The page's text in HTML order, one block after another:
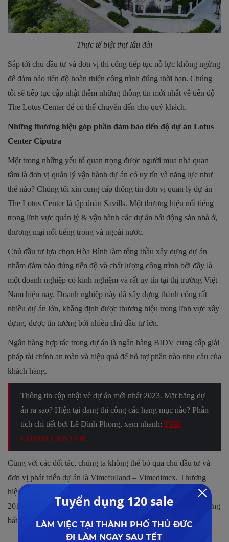
Thực tế biệt thự lâu đài
Sắp tới chủ đầu tư và đơn vị thi công tiếp tục nỗ lực không ngừng
để đảm bảo tiến độ hoàn thiện công trình đúng thời hạn. Chúng
tôi sẽ tiếp tục cập nhật thêm những thông tin mới nhất về tiến độ
The Lotus Center để có thể chuyển đến cho quý khách.
Những thương hiệu góp phần đảm bảo tiến độ dự án Lotus
Center Ciputra
Một trong những yếu tố quan trọng được người mua nhà quan
tâm là đơn vị quản lý vận hành dự án có uy tín và năng lực như
thế nào? Chúng tôi xin cung cấp thông tin đơn vị quản lý dự án
The Lotus Center là tập đoàn Savills. Một thương hiệu nổi tiếng
trong lĩnh vực quản lý & vận hành các dự án bất động sản nhà ở,
thương mại nổi tiếng trong và ngoài nước.
Chủ đầu tư lựa chọn Hòa Bình làm tổng thầu xây dựng dự án
nhằm đảm bảo đúng tiến độ và chất lượng công trình bởi đây là
một doanh nghiệp có kinh nghiệm và rất uy tín tại thị trường Việt
Nam hiện nay. Doanh nghiệp này đã xây dựng thành công rất
nhiều dự án lớn, khẳng định được thương hiệu trong lĩnh vực xây
dựng, được tin tưởng bởi nhiều chủ đầu tư lớn.
Ngân hàng hợp tác trong dự án là ngân hàng BIDV cung cấp giải
pháp tài chính an toàn và hiệu quả để hỗ trợ phần nào nhu cầu của
khách hàng.
Thông tin cập nhật về dự án mới nhất 2023. Mặt bằng dự
án ra sao? Hiện tại đang thi công các hạng mục nào? Phân
tích chi tiết bởi Lê Đình Phong, xem nhanh: THE
LOTUS CENTER
Cùng với các đối tác, chúng ta không thể bỏ qua chủ đầu tư và
đơn vị phát triển dự án là Vimefulland – Vimedimex. Thương
hiệu nổi tiếng trong lĩnh vực dược phẩm được thành lập năm
2016 nhanh chóng khẳng định được giá trị của mình tại thị trường
bất động sản, đặc biệt là tại thị trường Hà Nội.